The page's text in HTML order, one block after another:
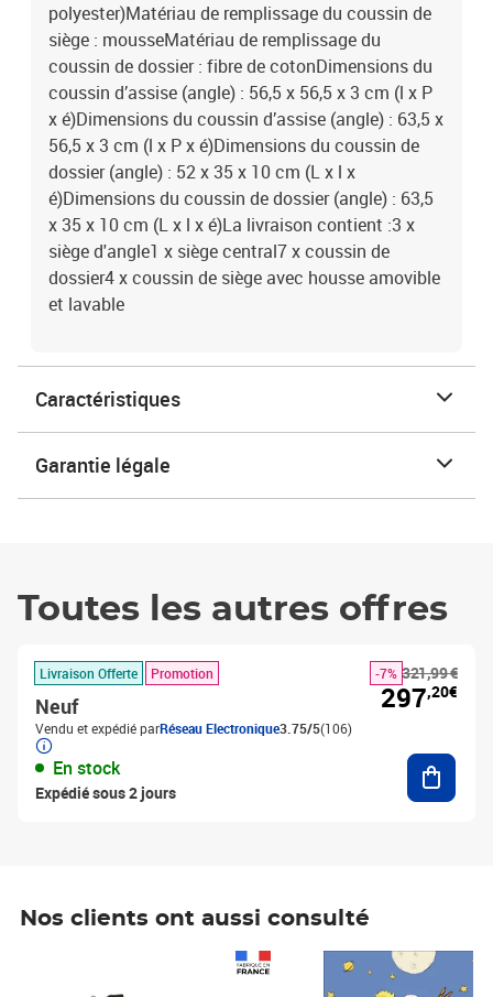
polyester)Matériau de remplissage du coussin de
siège : mousseMatériau de remplissage du
coussin de dossier : fibre de cotonDimensions du
coussin d’assise (angle) : 56,5 x 56,5 x 3 cm (l x P
x é)Dimensions du coussin d’assise (angle) : 63,5 x
56,5 x 3 cm (l x P x é)Dimensions du coussin de
dossier (angle) : 52 x 35 x 10 cm (L x l x
é)Dimensions du coussin de dossier (angle) : 63,5
x 35 x 10 cm (L x l x é)La livraison contient :3 x
siège d'angle1 x siège central7 x coussin de
dossier4 x coussin de siège avec housse amovible
et lavable
Caractéristiques
Garantie légale
Toutes les autres offres
Livraison Offerte Promotion
Neuf
Vendu et expédié parRéseau Electronique3.75/5(106)
En stock
Expédié sous 2 jours
321,99 €
-7%
297,20€
Nos clients ont aussi consulté
Prix 7,50€